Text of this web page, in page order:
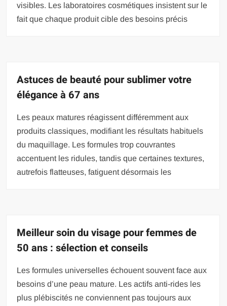
visibles. Les laboratoires cosmétiques insistent sur le
fait que chaque produit cible des besoins précis
Astuces de beauté pour sublimer votre
élégance à 67 ans
Les peaux matures réagissent différemment aux
produits classiques, modifiant les résultats habituels
du maquillage. Les formules trop couvrantes
accentuent les ridules, tandis que certaines textures,
autrefois flatteuses, fatiguent désormais les
Meilleur soin du visage pour femmes de
50 ans : sélection et conseils
Les formules universelles échouent souvent face aux
besoins d’une peau mature. Les actifs anti-rides les
plus plébiscités ne conviennent pas toujours aux